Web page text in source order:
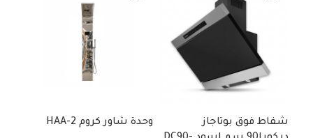
شفاط فوق بوتاجاز
وحدة شاور كروم HAA-2